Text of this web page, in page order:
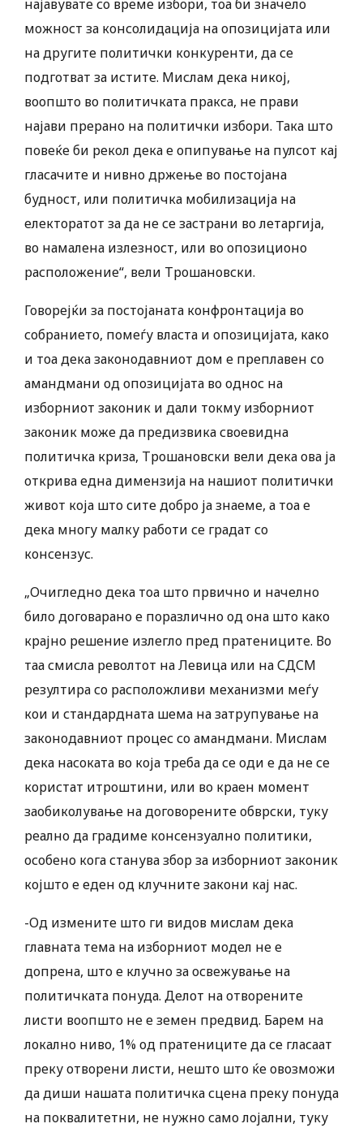
најавувате со време избори, тоа би значело
можност за консолидација на опозицијата или
на другите политички конкуренти, да се
подготват за истите. Мислам дека никој,
воопшто во политичката пракса, не прави
најави прерано на политички избори. Така што
повеќе би рекол дека е опипување на пулсот кај
гласачите и нивно држење во постојана
будност, или политичка мобилизација на
електоратот за да не се застрани во летаргија,
во намалена излезност, или во опозиционо
расположение“, вели Трошановски.
Говорејќи за постојаната конфронтација во
собранието, помеѓу власта и опозицијата, како
и тоа дека законодавниот дом е преплавен со
амандмани од опозицијата во однос на
изборниот законик и дали токму изборниот
законик може да предизвика своевидна
политичка криза, Трошановски вели дека ова ја
открива една димензија на нашиот политички
живот која што сите добро ја знаеме, а тоа е
дека многу малку работи се градат со
консензус.
„Очигледно дека тоа што првично и начелно
било договарано е поразлично од она што како
крајно решение излегло пред пратениците. Во
таа смисла револтот на Левица или на СДСМ
резултира со расположливи механизми меѓу
кои и стандардната шема на затрупување на
законодавниот процес со амандмани. Мислам
дека насоката во која треба да се оди е да не се
користат итроштини, или во краен момент
заобиколување на договорените обврски, туку
реално да градиме консензуално политики,
особено кога станува збор за изборниот законик
којшто е еден од клучните закони кај нас.
-Од измените што ги видов мислам дека
главната тема на изборниот модел не е
допрена, што е клучно за освежување на
политичката понуда. Делот на отворените
листи воопшто не е земен предвид. Барем на
локално ниво, 1% од пратениците да се гласаат
преку отворени листи, нешто што ќе овозможи
да диши нашата политичка сцена преку понуда
на поквалитетни, не нужно само лојални, туку